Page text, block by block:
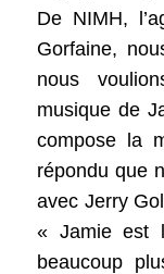
De NIMH,
Gorfaine,
nous
musique de
compose la
répondu que
avec Jerry
« Jamie est
beaucoup